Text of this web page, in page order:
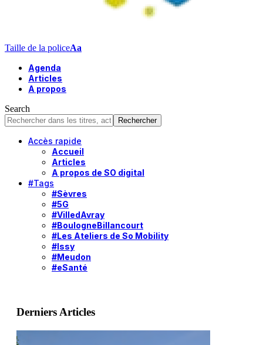
Taille de la policeAa
Agenda
Articles
A propos
Search
Accès rapide
Accueil
Articles
A propos de SO digital
#Tags
#Sèvres
#5G
#VilledAvray
#BoulogneBillancourt
#Les Ateliers de So Mobility
#Issy
#Meudon
#eSanté
Derniers Articles